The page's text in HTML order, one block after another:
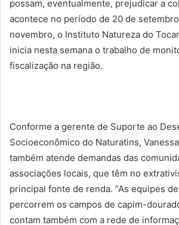
possam, eventualmente, prejudicar a
acontece no período de 20 de
novembro, o Instituto Natureza do
inicia nesta semana o trabalho de
fiscalização na região.
Conforme a gerente de Suporte ao
Socioeconômico do Naturatins,
também atende demandas das
associações locais, que têm no
principal fonte de renda. “As equipes
percorrem os campos de capim-
contam também com a rede de